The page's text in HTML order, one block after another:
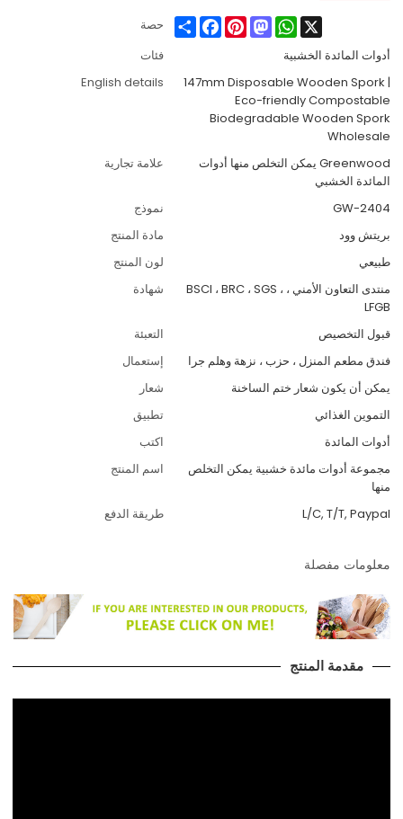
حصةShare
FacebookPinterest
Mastodon
WhatsApp
X
فئات
أدوات المائدة الخشبية
English details
147mm Disposable Wooden Spork |
Eco-friendly Compostable
Biodegradable Wooden Spork
Wholesale
علامة تجارية
Greenwood يمكن التخلص منها أدوات
المائدة الخشبي
نموذج
GW-2404
مادة المنتج
بريتش وود
لون المنتج
طبيعي
شهادة
منتدى التعاون الأمني ، BSCI ، BRC ، SGS ،
LFGB
التعبئة
قبول التخصيص
إستعمال
فندق مطعم المنزل ، حزب ، نزهة وهلم جرا
شعار
يمكن أن يكون شعار ختم الساخنة
تطبيق
التموين الغذائي
اكتب
أدوات المائدة
اسم المنتج
مجموعة أدوات مائدة خشبية يمكن التخلص
منها
طريقة الدفع
L/C, T/T, Paypal
معلومات مفصلة
مقدمة المنتج